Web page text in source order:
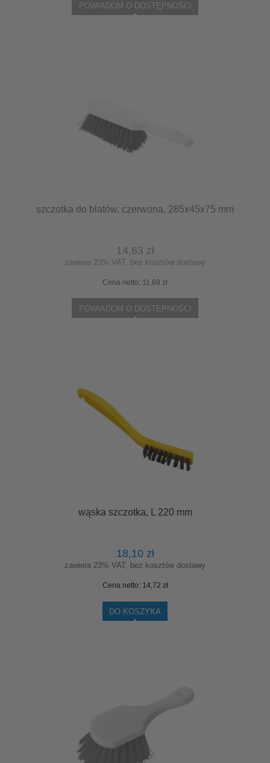
POWIADOM O DOSTĘPNOŚCI
szczotka do blatów, czerwona, 285x45x75 mm
14,63 zł
zawiera 23% VAT, bez kosztów dostawy
Cena netto: 11,89 zł
POWIADOM O DOSTĘPNOŚCI
wąska szczotka, L 220 mm
18,10 zł
zawiera 23% VAT, bez kosztów dostawy
Cena netto: 14,72 zł
DO KOSZYKA